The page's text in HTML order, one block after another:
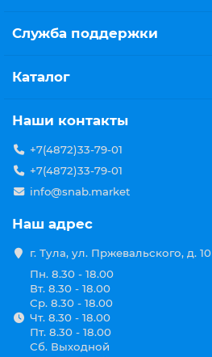
Служба поддержки
Каталог
Наши контакты
+7(4872)33-79-01
+7(4872)33-79-01
info@snab.market
Наш адрес
г. Тула, ул. Пржевальского, д. 10
Пн. 8.30 - 18.00
Вт. 8.30 - 18.00
Ср. 8.30 - 18.00
Чт. 8.30 - 18.00
Пт. 8.30 - 18.00
Сб. Выходной